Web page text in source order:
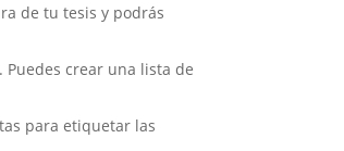
de tu tesis y podrás
crear una lista de
para etiquetar las